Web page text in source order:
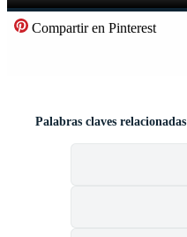
Compartir en Pinterest
Palabras claves relacionadas